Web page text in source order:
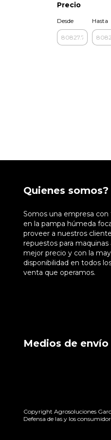
Precio
Desde Hasta
Quienes somos?
Somos una empresa con
en la pampa húmeda
proveer a nuestros
repuestos para maquinas
mejor precio y con la
disponibilidad en todos
venta que operamos.
Medios de envío
Copyright Agrosoluciones
Defensa de las y los